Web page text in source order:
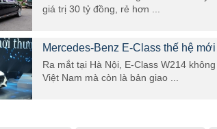
giá trị 30 tỷ đồng, rẻ hơn ...
Mercedes-Benz E-Class thế hệ
Ra mắt tại Hà Nội, E-Class W214
Việt Nam mà còn là bản giao ...